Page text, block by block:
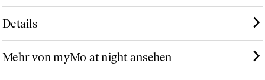
Details
Mehr von myMo at night ansehen